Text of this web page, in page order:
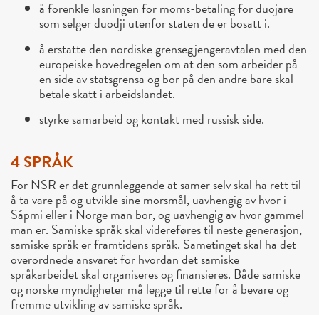
å forenkle løsningen for moms-betaling for duojare
som selger duodji utenfor staten de er bosatt i.
å erstatte den nordiske grensegjengeravtalen med den
europeiske hovedregelen om at den som arbeider på
en side av statsgrensa og bor på den andre bare skal
betale skatt i arbeidslandet.
styrke samarbeid og kontakt med russisk side.
4 SPRÅK
For NSR er det grunnleggende at samer selv skal ha rett til
å ta vare på og utvikle sine morsmål, uavhengig av hvor i
Sápmi eller i Norge man bor, og uavhengig av hvor gammel
man er. Samiske språk skal videreføres til neste generasjon,
samiske språk er framtidens språk. Sametinget skal ha det
overordnede ansvaret for hvordan det samiske
språkarbeidet skal organiseres og finansieres. Både samiske
og norske myndigheter må legge til rette for å bevare og
fremme utvikling av samiske språk.